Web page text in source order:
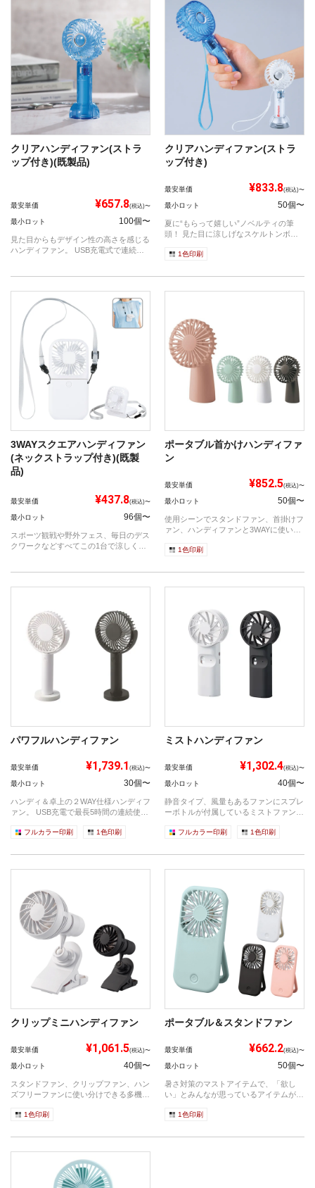
クリアハンディファン(ストラ
ップ付き)(既製品)
最安単価 ¥657.8(税込)〜
最小ロット 100個〜
見た目からもデザイン性の高さを感じる
ハンディファン。 USB充電式で連続使
クリアハンディファン(ストラ
ップ付き)
最安単価 ¥833.8(税込)〜
最小ロット 50個〜
夏に“もらって嬉しい”ノベルティの筆
頭！ 見た目に涼しげなスケルトンボデ
1色印刷
3WAYスクエアハンディファン
(ネックストラップ付き)(既製
品)
最安単価 ¥437.8(税込)〜
最小ロット 96個〜
スポーツ観戦や野外フェス、毎日のデス
クワークなどすべてこの1台で涼しく快
ポータブル首かけハンディファ
ン
最安単価 ¥852.5(税込)〜
最小ロット 50個〜
使用シーンでスタンドファン、首掛けフ
ァン、ハンディファンと3WAYに使い分
1色印刷
パワフルハンディファン
最安単価 ¥1,739.1 (税込)〜
最小ロット 30個〜
ハンディ＆卓上の２WAY仕様ハンディフ
ァン。 USB充電で最長5時間の連続使
フルカラー印刷 1色印刷
ミストハンディファン
最安単価 ¥1,302.4(税込)〜
最小ロット 40個〜
静音タイプ、風量もあるファンにスプレ
ーボトルが付属しているミストファンで
フルカラー印刷 1色印刷
クリップミニハンディファン
最安単価 ¥1,061.5(税込)〜
最小ロット 40個〜
スタンドファン、クリップファン、ハン
ズフリーファンに使い分けできる多機能
1色印刷
ポータブル＆スタンドファン
最安単価 ¥662.2(税込)〜
最小ロット 50個〜
暑さ対策のマストアイテムで、「欲し
い」とみんなが思っているアイテムがハ
1色印刷